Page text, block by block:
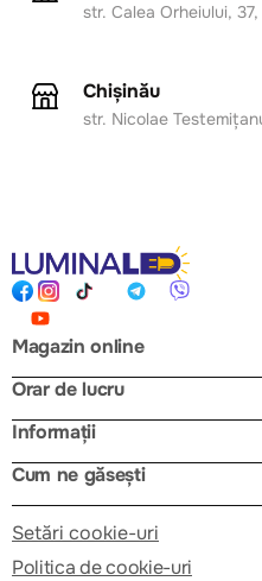
str. Calea Orheiului,
Chișinău
str. Nicolae
Magazin online
Orar de lucru
Informații
Cum ne găsești
Setări cookie-uri
Politica de cookie-uri